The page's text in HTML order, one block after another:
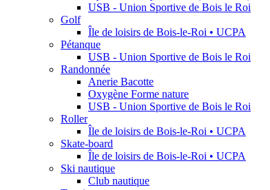
USB - Union Sportive de Bois le Roi
Golf
Île de loisirs de Bois-le-Roi • UCPA
Pétanque
USB - Union Sportive de Bois le Roi
Randonnée
Anerie Bacotte
Oxygène Forme nature
USB - Union Sportive de Bois le Roi
Roller
Île de loisirs de Bois-le-Roi • UCPA
Skate-board
Île de loisirs de Bois-le-Roi • UCPA
Ski nautique
Club nautique